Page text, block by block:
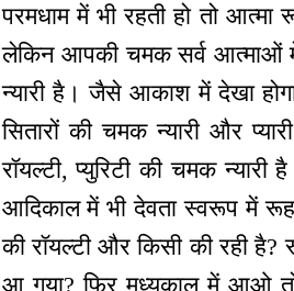
परमधाम में भी रहती हो तो
लेकिन आपकी चमक सर्व आत्माओं
न्यारी है। जैसे आकाश में देखा
सितारों की चमक न्यारी और
रॉयल्टी, प्युरिटी की चमक
आदिकाल में भी देवता स्वरूप में
की रॉयल्टी और किसी की रही है?
आ गया? फिर मध्यकाल में आओ